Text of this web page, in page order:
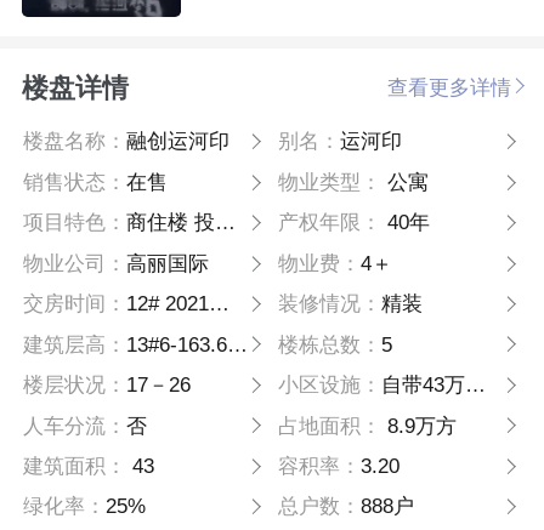
楼盘详情 查看更多详情
楼盘名称：融创运河印 别名： 运河印
销售状态：在售 物业类型：
公寓
项目特色：商住楼 投资地产 产权年限：
40年
物业公司：高丽国际 物业费： 4＋
交房时间： 12# 2021年底 13# 20 装修情况： 精装
建筑层高： 13#6-163.6M/17-25F4.2M 楼栋总数： 5
楼层状况： 17－26 小区设施： 自带43万万综合体
人车分流：否 占地面积：
8.9万方
建筑面积：
43 容积率： 3.20
绿化率：25% 总户数： 888户